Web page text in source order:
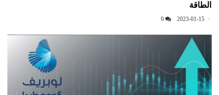
الطاقة
2023-01-15
0